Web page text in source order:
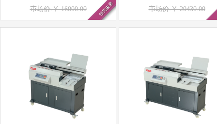
市场价:￥ 16000.00 领先未来 市场价:￥ 20430.00